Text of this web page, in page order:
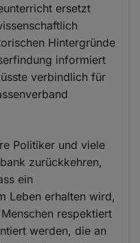
ersetzt
Hintergründe
informiert
verbindlich für
Politiker und viele
zurückkehren,
ein
Leben erhalten wird,
respektiert
werden, die an